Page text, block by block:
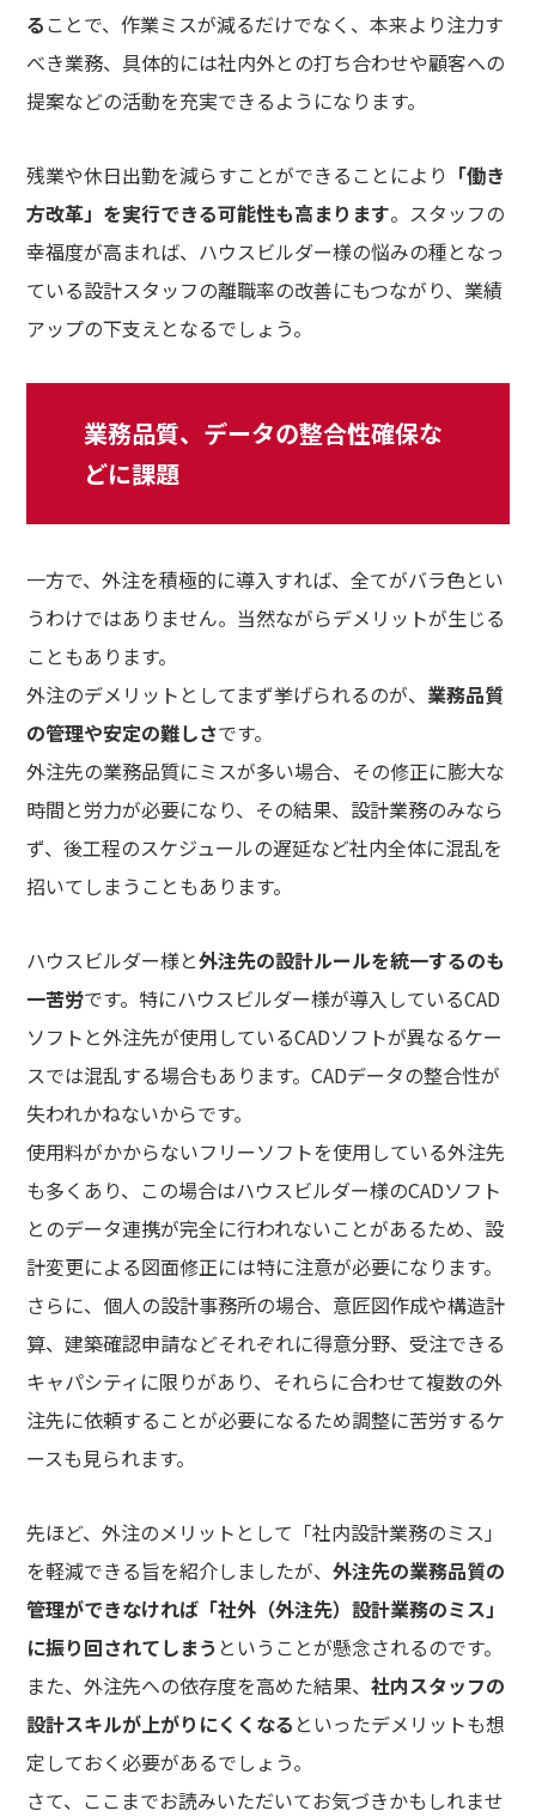
る ことで、作業ミスが減るだけでなく、本来より注力す
べき業務、具体的には社内外との打ち合わせや顧客への
提案などの活動を充実できるようになります。
残業や休日出勤を減らすことができることにより 「働き
方改革」を実行できる可能性も高まります。スタッフの
幸福度が高まれば、ハウスビルダー様の悩みの種となっ
ている設計スタッフの離職率の改善にもつながり、業績
アップの下支えとなるでしょう。
業務品質、データの整合性確保な
どに課題
一方で、外注を積極的に導入すれば、全てがバラ色とい
うわけではありません。当然ながらデメリットが生じる
こともあります。
外注のデメリットとしてまず挙げられるのが、 業務品質
の管理や安定の難しさです。
外注先の業務品質にミスが多い場合、その修正に膨大な
時間と労力が必要になり、その結果、設計業務のみなら
ず、後工程のスケジュールの遅延など社内全体に混乱を
招いてしまうこともあります。
ハウスビルダー様と外注先の設計ルールを統一するのも
一苦労です。特にハウスビルダー様が導入しているCAD
ソフトと外注先が使用しているCADソフトが異なるケー
スでは混乱する場合もあります。CADデータの整合性が
失われかねないからです。
使用料がかからないフリーソフトを使用している外注先
も多くあり、この場合はハウスビルダー様のCADソフト
とのデータ連携が完全に行われないことがあるため、設
計変更による図面修正には特に注意が必要になります。
さらに、個人の設計事務所の場合、意匠図作成や構造計
算、建築確認申請などそれぞれに得意分野、受注できる
キャパシティに限りがあり、それらに合わせて複数の外
注先に依頼することが必要になるため調整に苦労するケ
ースも見られます。
先ほど、外注のメリットとして「社内設計業務のミス」
を軽減できる旨を紹介しましたが、外注先の業務品質の
管理ができなければ「社外（外注先）設計業務のミス」
に振り回されてしまう ということが懸念されるのです。
また、外注先への依存度を高めた結果、社内スタッフの
設計スキルが上がりにくくなる といったデメリットも想
定しておく必要があるでしょう。
さて、ここまでお読みいただいてお気づきかもしれませ